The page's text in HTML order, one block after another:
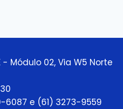
- Módulo 02, Via W5 Norte
6087 e (61) 3273-9559